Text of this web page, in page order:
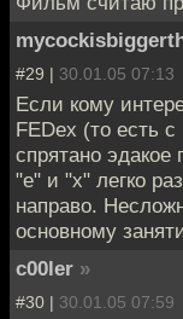
#29 | 30.01.05 07:13
Если кому
FEDex (то есть
спрятано
"е" и "х" легко
направо.
основному
c00ler »
#30 | 30.01.05 07:59